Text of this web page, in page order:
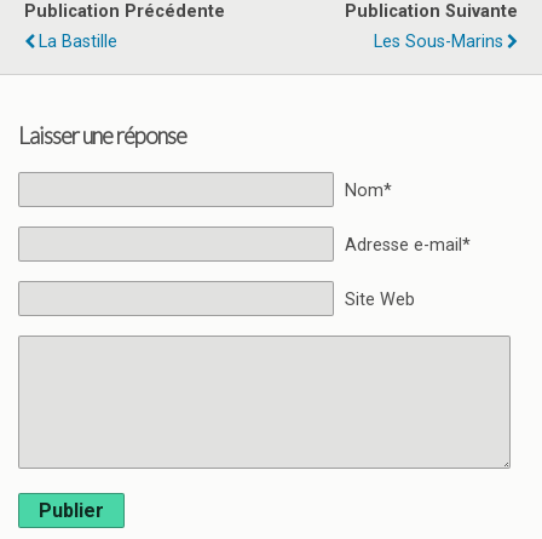
Publication Précédente
La Bastille
Publication Suivante
Les Sous-Marins
Laisser une réponse
Nom*
Adresse e-mail*
Site Web
Publier